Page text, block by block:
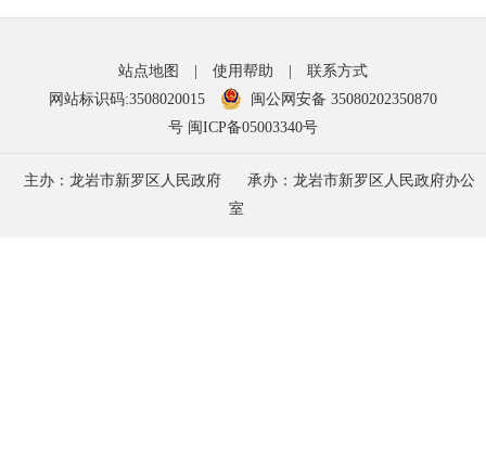
站点地图 使用帮助
联系方式
网站标识码:3508020015
闽公网安备 35080202350870
号 闽ICP备05003340号
主办：龙岩市新罗区人民政府
承办：龙岩市新罗区人民政府办公
室